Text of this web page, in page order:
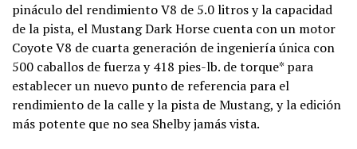
pináculo del rendimiento V8 de 5.0 litros y la capacidad
de la pista, el Mustang Dark Horse cuenta con un motor
Coyote V8 de cuarta generación de ingeniería única con
500 caballos de fuerza y ​​418 pies-lb. de torque* para
establecer un nuevo punto de referencia para el
rendimiento de la calle y la pista de Mustang, y la edición
más potente que no sea Shelby jamás vista.